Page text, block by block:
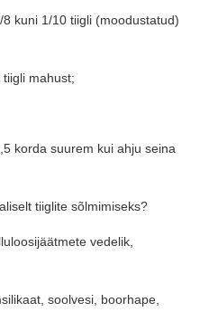
kuni 1/10 tiigli (moodustatud)
mahust;
korda suurem kui ahju seina
tiiglite sõlmimiseks?
vedelik,
soolvesi, boorhape,